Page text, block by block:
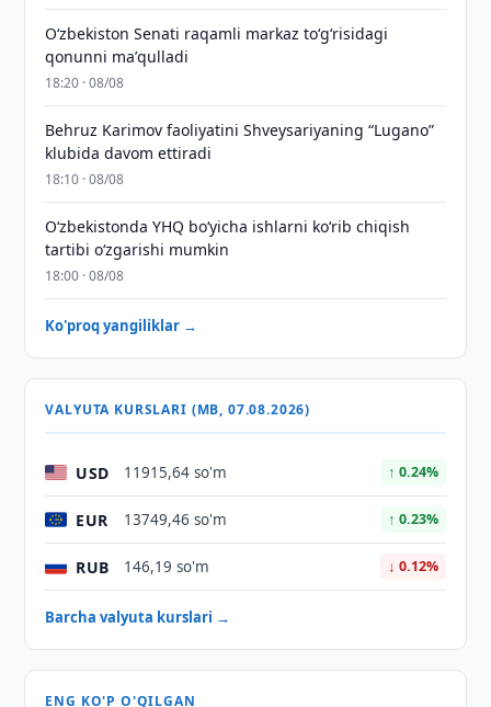
Oʻzbekiston Senati raqamli markaz toʻgʻrisidagi
qonunni maʼqulladi
18:20 · 08/08
Behruz Karimov faoliyatini Shveysariyaning “Lugano”
klubida davom ettiradi
18:10 · 08/08
O‘zbekistonda YHQ bo‘yicha ishlarni ko‘rib chiqish
tartibi o‘zgarishi mumkin
18:00 · 08/08
Ko'proq yangiliklar →
VALYUTA KURSLARI (MB, 07.08.2026)
USD 11915,64 so'm ↑ 0.24%
EUR 13749,46 so'm ↑ 0.23%
RUB 146,19 so'm ↓ 0.12%
Barcha valyuta kurslari →
ENG KO'P O'QILGAN